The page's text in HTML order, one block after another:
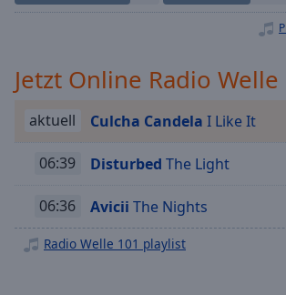
Remaining
1x
Playback
Rate
Chapters
Chapters
Descriptions
Jetzt Online Radio Welle
aktuell Culcha Candela I Like It
06:39 Disturbed The Light
06:36 Avicii The Nights
Radio Welle 101 playlist